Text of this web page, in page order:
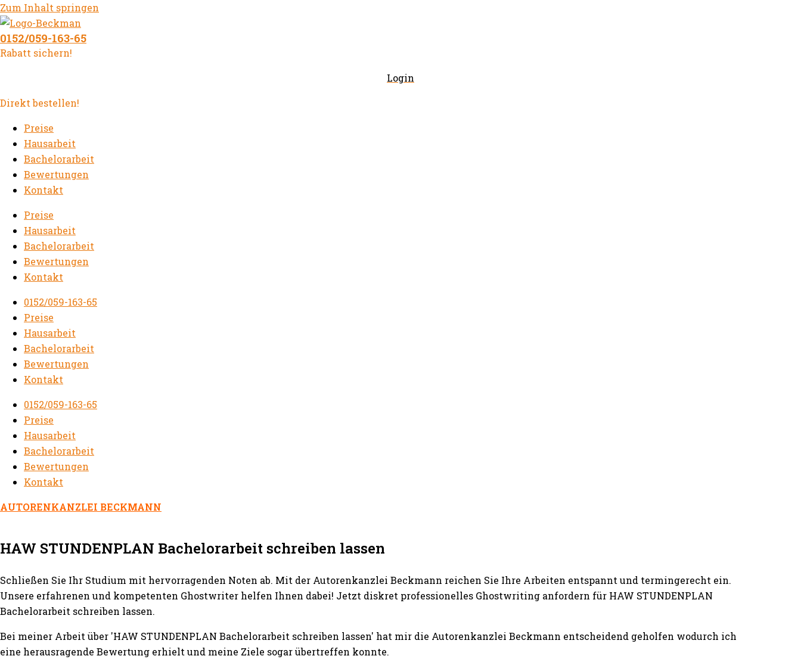
Zum Inhalt springen
0152/059-163-65
Rabatt sichern!
Login
Direkt bestellen!
Preise
Hausarbeit
Bachelorarbeit
Bewertungen
Kontakt
Preise
Hausarbeit
Bachelorarbeit
Bewertungen
Kontakt
0152/059-163-65
Preise
Hausarbeit
Bachelorarbeit
Bewertungen
Kontakt
0152/059-163-65
Preise
Hausarbeit
Bachelorarbeit
Bewertungen
Kontakt
AUTORENKANZLEI BECKMANN
HAW STUNDENPLAN Bachelorarbeit schreiben lassen
Schließen Sie Ihr Studium mit hervorragenden Noten ab. Mit der Autorenkanzlei Beckmann reichen Sie Ihre Arbeiten entspannt und termingerecht ein.
Unsere erfahrenen und kompetenten Ghostwriter helfen Ihnen dabei! Jetzt diskret professionelles Ghostwriting anfordern für HAW STUNDENPLAN
Bachelorarbeit schreiben lassen.
Bei meiner Arbeit über 'HAW STUNDENPLAN Bachelorarbeit schreiben lassen' hat mir die Autorenkanzlei Beckmann entscheidend geholfen wodurch ich
eine herausragende Bewertung erhielt und meine Ziele sogar übertreffen konnte.